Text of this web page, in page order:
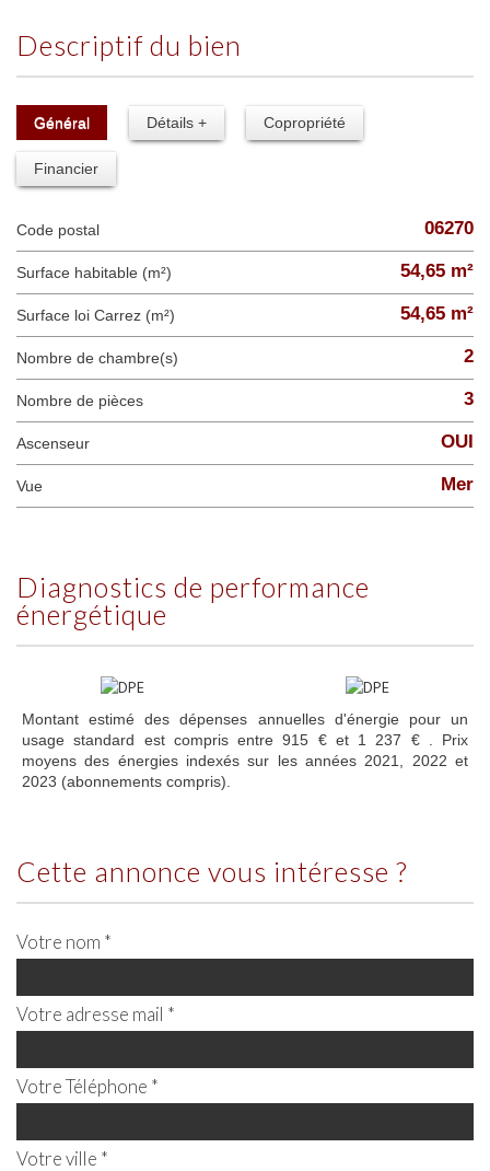
descriptif du bien
Général Détails + Copropriété
Financier
Code postal 06270
Surface habitable (m²) 54,65 m²
Surface loi Carrez (m²) 54,65 m²
Nombre de chambre(s) 2
Nombre de pièces 3
Ascenseur OUI
Vue Mer
diagnostics de performance
énergétique
Montant estimé des dépenses annuelles d'énergie pour un
usage standard est compris entre 915 € et 1 237 € . Prix
moyens des énergies indexés sur les années 2021, 2022 et
2023 (abonnements compris).
cette annonce vous intéresse ?
Votre nom *
Votre adresse mail *
Votre Téléphone *
Votre ville *